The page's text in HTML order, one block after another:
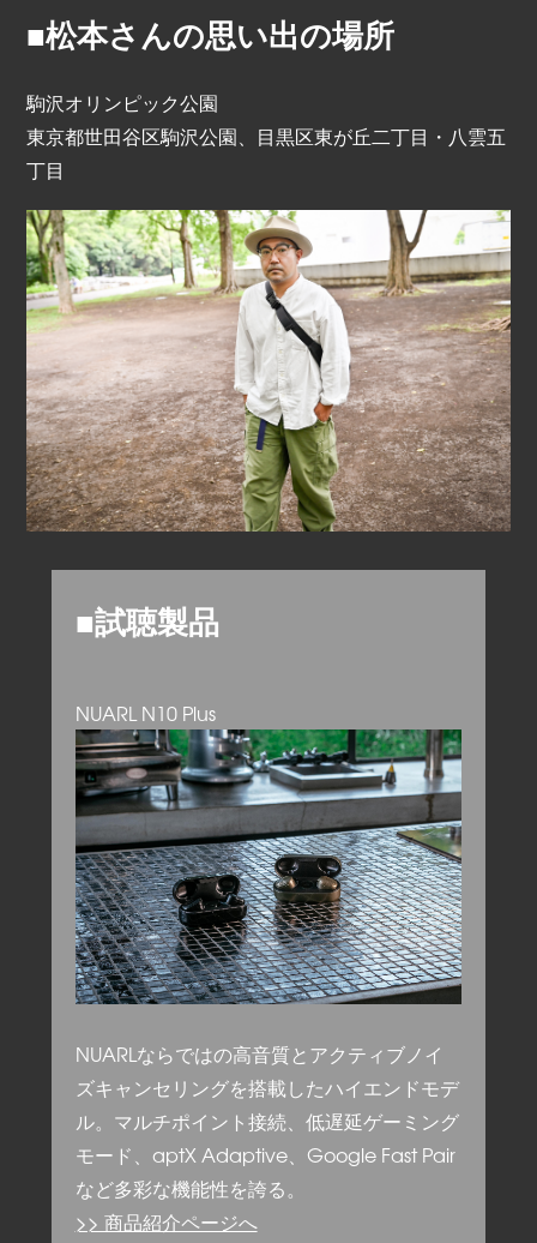
■松本さんの思い出の場所
駒沢オリンピック公園
東京都世田谷区駒沢公園、目黒区東が丘二丁目・八雲五
丁目
■試聴製品
NUARL N10 Plus
NUARLならではの高音質とアクティブノイ
ズキャンセリングを搭載したハイエンドモデ
ル。マルチポイント接続、低遅延ゲーミング
モード、aptX Adaptive、Google Fast Pair
など多彩な機能性を誇る。
>> 商品紹介ページへ